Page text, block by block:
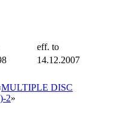
eff. to
14.12.2007
MULTIPLE DISC
2»